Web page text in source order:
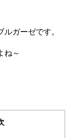
ガーゼです。
ね～